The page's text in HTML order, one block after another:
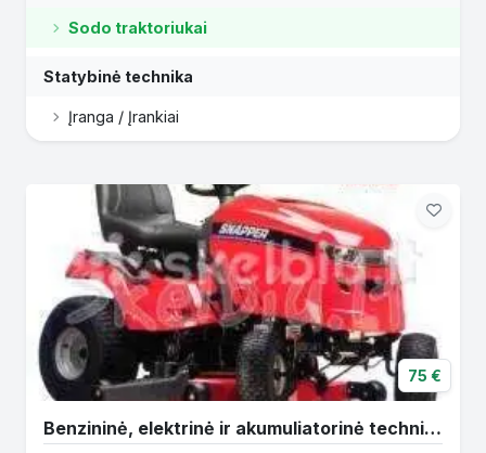
Sodo traktoriukai
Statybinė technika
Įranga / Įrankiai
75 €
Benzininė, elektrinė ir akumuliatorinė technika